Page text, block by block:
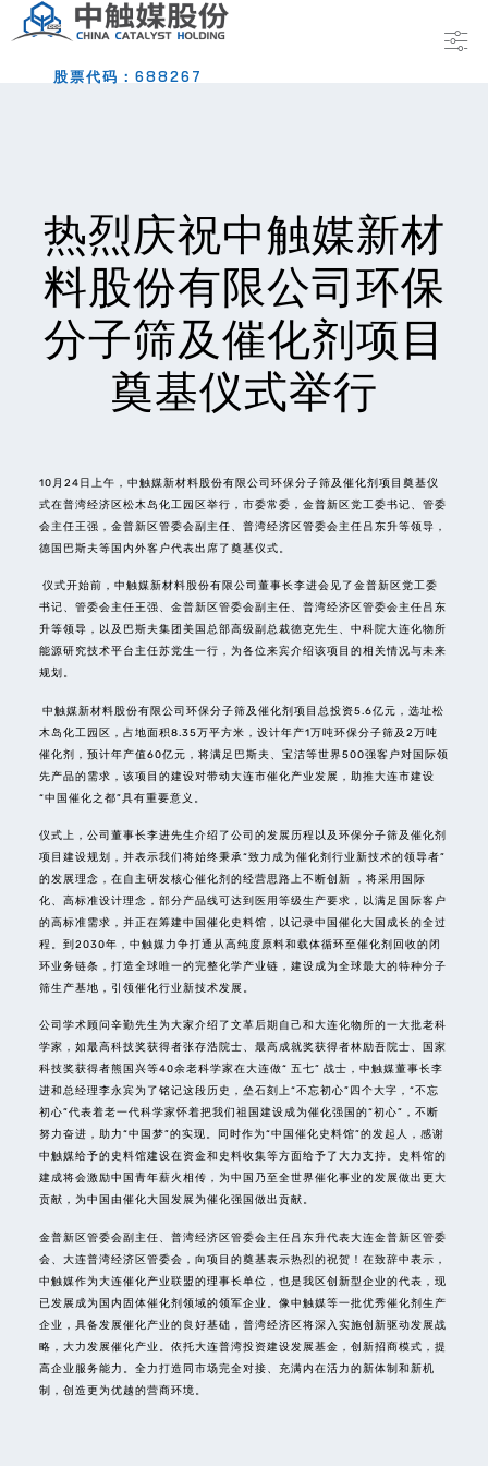
股票代码：688267
热烈庆祝中触媒新材
料股份有限公司环保
分子筛及催化剂项目
奠基仪式举行
10月24日上午，中触媒新材料股份有限公司环保分子筛及催化剂项目奠基仪
式在普湾经济区松木岛化工园区举行，市委常委，金普新区党工委书记、管委
会主任王强，金普新区管委会副主任、普湾经济区管委会主任吕东升等领导，
德国巴斯夫等国内外客户代表出席了奠基仪式。
仪式开始前，中触媒新材料股份有限公司董事长李进会见了金普新区党工委
书记、管委会主任王强、金普新区管委会副主任、普湾经济区管委会主任吕东
升等领导，以及巴斯夫集团美国总部高级副总裁德克先生、中科院大连化物所
能源研究技术平台主任苏党生一行，为各位来宾介绍该项目的相关情况与未来
规划。
中触媒新材料股份有限公司环保分子筛及催化剂项目总投资5.6亿元，选址松
木岛化工园区，占地面积8.35万平方米，设计年产1万吨环保分子筛及2万吨
催化剂，预计年产值60亿元，将满足巴斯夫、宝洁等世界500强客户对国际领
先产品的需求，该项目的建设对带动大连市催化产业发展，助推大连市建设
“中国催化之都”具有重要意义。
仪式上，公司董事长李进先生介绍了公司的发展历程以及环保分子筛及催化剂
项目建设规划，并表示我们将始终秉承“致力成为催化剂行业新技术的领导者”
的发展理念，在自主研发核心催化剂的经营思路上不断创新 ，将采用国际
化、高标准设计理念，部分产品线可达到医用等级生产要求，以满足国际客户
的高标准需求，并正在筹建中国催化史料馆，以记录中国催化大国成长的全过
程。到2030年，中触媒力争打通从高纯度原料和载体循环至催化剂回收的闭
环业务链条，打造全球唯一的完整化学产业链，建设成为全球最大的特种分子
筛生产基地，引领催化行业新技术发展。
公司学术顾问辛勤先生为大家介绍了文革后期自己和大连化物所的一大批老科
学家，如最高科技奖获得者张存浩院士、最高成就奖获得者林励吾院士、国家
科技奖获得者熊国兴等40余老科学家在大连做“ 五七” 战士，中触媒董事长李
进和总经理李永宾为了铭记这段历史，垒石刻上“不忘初心”四个大字，“不忘
初心”代表着老一代科学家怀着把我们祖国建设成为催化强国的“初心”，不断
努力奋进，助力“中国梦”的实现。同时作为“中国催化史料馆”的发起人，感谢
中触媒给予的史料馆建设在资金和史料收集等方面给予了大力支持。史料馆的
建成将会激励中国青年薪火相传，为中国乃至全世界催化事业的发展做出更大
贡献，为中国由催化大国发展为催化强国做出贡献。
金普新区管委会副主任、普湾经济区管委会主任吕东升代表大连金普新区管委
会、大连普湾经济区管委会，向项目的奠基表示热烈的祝贺！在致辞中表示，
中触媒作为大连催化产业联盟的理事长单位，也是我区创新型企业的代表，现
已发展成为国内固体催化剂领域的领军企业。像中触媒等一批优秀催化剂生产
企业，具备发展催化产业的良好基础，普湾经济区将深入实施创新驱动发展战
略，大力发展催化产业。依托大连普湾投资建设发展基金，创新招商模式，提
高企业服务能力。全力打造同市场完全对接、充满内在活力的新体制和新机
制，创造更为优越的营商环境。